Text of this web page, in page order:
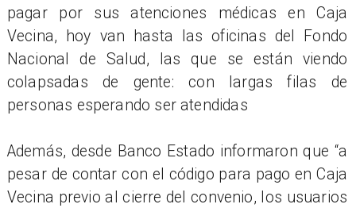
pagar por sus atenciones médicas en Caja
Vecina, hoy van hasta las oficinas del Fondo
Nacional de Salud, las que se están viendo
colapsadas de gente: con largas filas de
personas esperando ser atendidas
Además, desde Banco Estado informaron que “a
pesar de contar con el código para pago en Caja
Vecina previo al cierre del convenio, los usuarios